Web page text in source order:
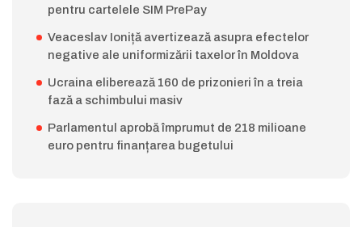
pentru cartelele SIM PrePay
Veaceslav Ioniță avertizează asupra efectelor
negative ale uniformizării taxelor în Moldova
Ucraina eliberează 160 de prizonieri în a treia
fază a schimbului masiv
Parlamentul aprobă împrumut de 218 milioane
euro pentru finanțarea bugetului